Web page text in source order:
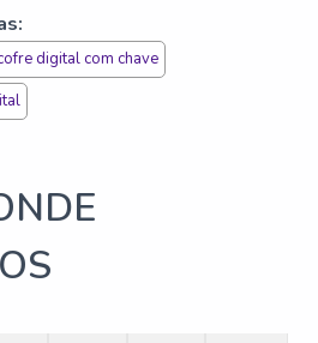
digital com chave